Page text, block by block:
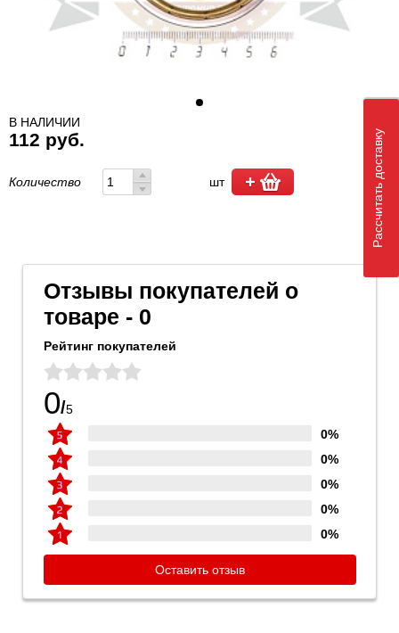
В НАЛИЧИИ
112 руб.
Количество шт
Отзывы покупателей о
товаре - 0
Рейтинг покупателей
0/5
0%
0%
0%
0%
0%
Оставить отзыв
Рассчитать доставку